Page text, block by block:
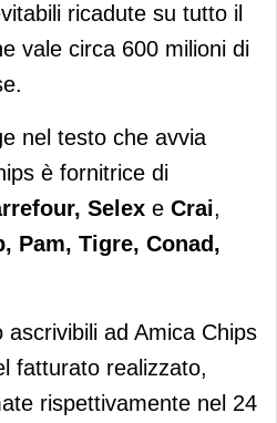
ricadute su tutto il
vale circa 600 milioni di
nel testo che avvia
è fornitrice di
Selex e Crai,
Pam, Tigre, Conad,
ascrivibili ad Amica Chips
fatturato realizzato,
rispettivamente nel 24